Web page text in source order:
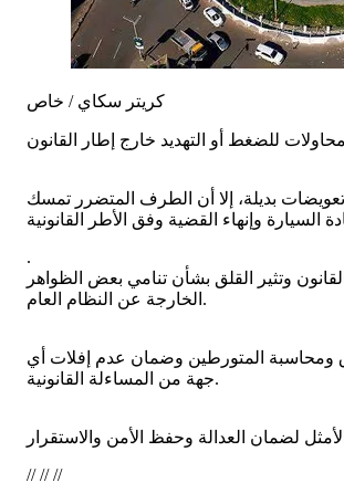
كريتر سكاي / خاص
بديلة، إلا أن الطرف المتضرر تمسك
وإنهاء القضية وفق الأطر القانونية
.
وتثير القلق بشأن تنامي بعض الظواهر
الخارجة عن النظام العام.
ومحاسبة المتورطين وضمان عدم إفلات أي
جهة من المساءلة القانونية.
// // //